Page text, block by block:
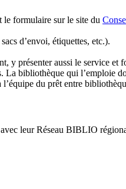
le formulaire sur le site du
d’envoi, étiquettes, etc.).
y présenter aussi le service
bibliothèque qui l’emploie
du prêt entre
leur Réseau BIBLIO